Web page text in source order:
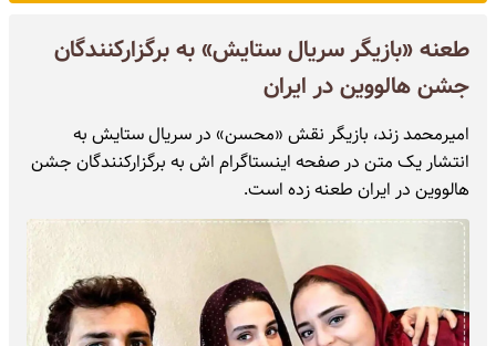
طعنه «بازیگر سریال ستایش» به برگزارکنندگان
جشن هالووین در ایران
امیرمحمد زند، بازیگر نقش «محسن» در سریال ستایش به
انتشار یک متن در صفحه اینستاگرام اش به برگزارکنندگان جشن
هالووین در ایران طعنه زده است.